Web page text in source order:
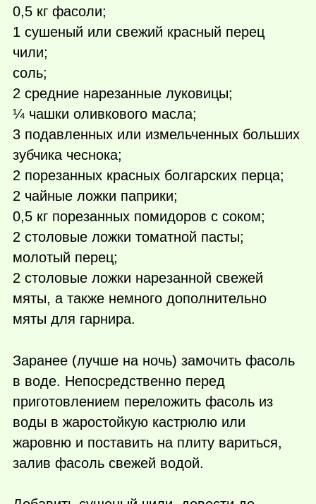
0,5 кг фасоли;
1 сушеный или свежий красный перец
чили;
соль;
2 средние нарезанные луковицы;
¼ чашки оливкового масла;
3 подавленных или измельченных больших
зубчика чеснока;
2 порезанных красных болгарских перца;
2 чайные ложки паприки;
0,5 кг порезанных помидоров с соком;
2 столовые ложки томатной пасты;
молотый перец;
2 столовые ложки нарезанной свежей
мяты, а также немного дополнительно
мяты для гарнира.
Заранее (лучше на ночь) замочить фасоль
в воде. Непосредственно перед
приготовлением переложить фасоль из
воды в жаростойкую кастрюлю или
жаровню и поставить на плиту вариться,
залив фасоль свежей водой.